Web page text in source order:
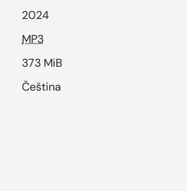
2024
MP3
373 MiB
Čeština